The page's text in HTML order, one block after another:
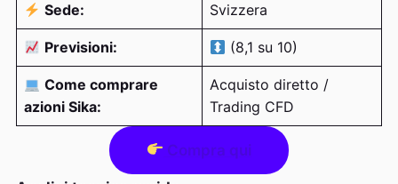
Sede: Svizzera
Previsioni: (8,1 su 10)
Come comprare
azioni Sika:
Acquisto diretto /
Trading CFD
Compra qui